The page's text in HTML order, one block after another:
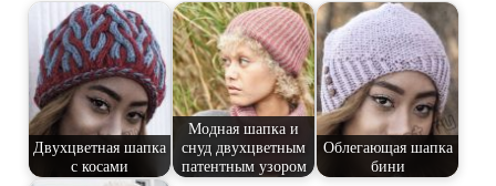
Двухцветная шапка
с косами
Модная шапка и
снуд двухцветным
патентным узором
Облегающая шапка
бини